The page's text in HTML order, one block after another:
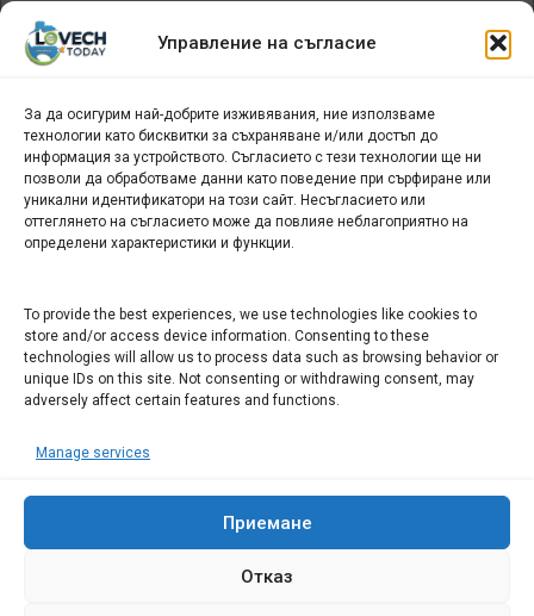
Управление на съгласие
За да осигурим най-добрите изживявания, ние използваме
технологии като бисквитки за съхраняване и/или достъп до
информация за устройството. Съгласието с тези технологии ще ни
позволи да обработваме данни като поведение при сърфиране или
уникални идентификатори на този сайт. Несъгласието или
оттеглянето на съгласието може да повлияе неблагоприятно на
определени характеристики и функции.
To provide the best experiences, we use technologies like cookies to
store and/or access device information. Consenting to these
technologies will allow us to process data such as browsing behavior or
unique IDs on this site. Not consenting or withdrawing consent, may
adversely affect certain features and functions.
Manage services
Приемане
Отказ
Архив
новини
БИЗНЕС
Арт галерия "Мостове" – магазин за изкуство
СЕВЕРОЗАПАДА ИНФОРМАЦИОНЕН БИЗНЕС
ТУРИСТИЧЕСКИ КЛЪСТЕР
ИНСТИТУЦИИ В ЛОВЕЧ
Административен съд Ловеч
Областна администрация Ловеч
ОДМВР Ловеч
Окръжен съд Ловеч